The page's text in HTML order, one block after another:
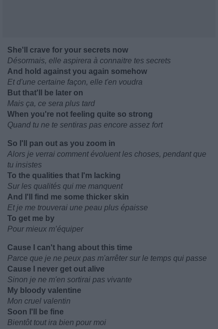
She'll crave for your secrets now
Désormais, elle aspirera à connaitre tes secrets
And hold against you again somehow
Et d'une certaine façon, elle t'en voudra
But that'll be later on
Mais ça, ce sera plus tard
When you're not feeling quite so strong
Quand tu ne te sentiras pas encore assez fort
So I'll pan out as you zoom in
Alors je verrai comment évoluent les choses, pendant que
tu insistes
To the qualities that I'm lacking
Sur les qualités qui me manquent
And I'll find me some thicker skin
Et je me trouverai une peau plus épaisse
To get me by
Pour mieux m’équiper
Cause I can't hang about this time
Parce que je ne peux pas m'arrêter sur le temps qui passe
Cause I never get out alive
Sinon je ne m'en sortirai pas vivante
My bloody valentine
Mon cruel valentin
Soon I'll be fine
Bientôt tout ira bien pour moi